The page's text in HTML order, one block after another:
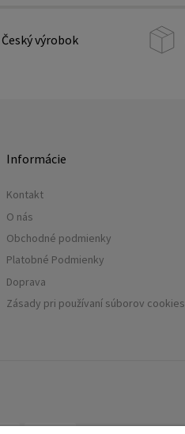
Český výrobok
Informácie
Kontakt
O nás
Obchodné podmienky
Platobné Podmienky
Doprava
Zásady pri používaní súborov cookies